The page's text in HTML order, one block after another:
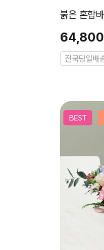
붉은 혼합
64,800
전국당일배
BEST